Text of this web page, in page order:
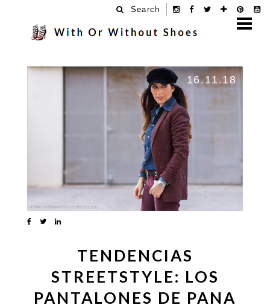
Search
16.11.18
TENDENCIAS
STREETSTYLE: LOS
PANTALONES DE PANA